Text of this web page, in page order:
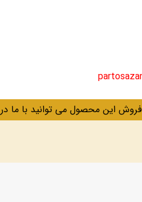
این محصول می توانید با ما در